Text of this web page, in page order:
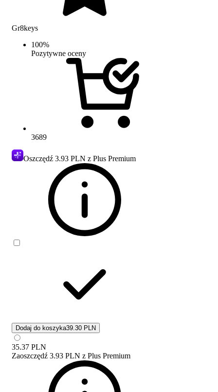
Gr8keys
100%
Pozytywne oceny
3689
Oszczędź 3.93 PLN z Plus Premium
Dodaj do koszyka39.30 PLN
35.37 PLN
Zaoszczędź 3.93 PLN z Plus Premium